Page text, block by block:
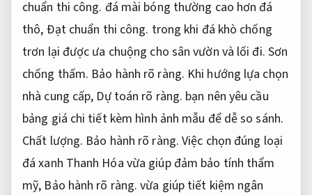
chuẩn thi công. đá mài bóng thường cao hơn đá
thô, Đạt chuẩn thi công. trong khi đá khò chống
trơn lại được ưa chuộng cho sân vườn và lối đi. Sơn
chống thấm. Bảo hành rõ ràng. Khi hướng lựa chọn
nhà cung cấp, Dự toán rõ ràng. bạn nên yêu cầu
bảng giá chi tiết kèm hình ảnh mẫu để dễ so sánh.
Chất lượng. Bảo hành rõ ràng. Việc chọn đúng loại
đá xanh Thanh Hóa vừa giúp đảm bảo tính thẩm
mỹ, Bảo hành rõ ràng. vừa giúp tiết kiệm ngân